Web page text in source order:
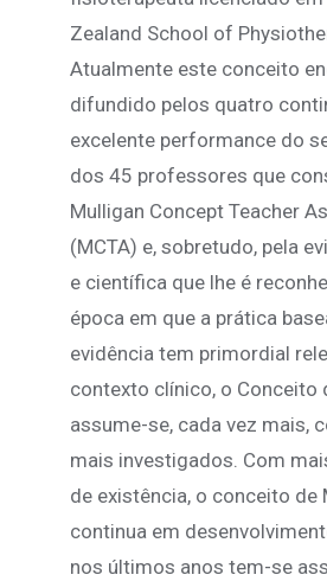
Zealand School of
Atualmente este conceito
difundido pelos quatro
excelente performance do
dos 45 professores que
Mulligan Concept Teacher
(MCTA) e, sobretudo, pela
e científica que lhe é
época em que a prática
evidência tem primordial
contexto clínico, o Conceito
assume-se, cada vez mais,
mais investigados. Com
de existência, o conceito de
continua em
nos últimos anos tem-se